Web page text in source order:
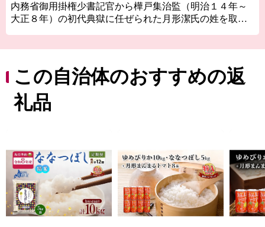
内務省御用掛権少書記官から樺戸集治監（明治１４年～
大正８年）の初代典獄に任ぜられた月形潔氏の姓を取
犯や重罪犯を収容するために、全国で３番目、北海道で
は最初にシベツブト（現在の月形町）に設置されまし
た。
この集治監の囚人による農地開墾や道路開削などが礎
農村として発展してきました。
基幹産業は農業で、昭和４０年代半ばには、それまで
稲作中心であった農業に花き栽培が導入され、現在では
メロンやスイカ、トマト、カボチャなどの果菜や野菜の
栽培も盛んに行われています。
ふるさと納税で月形町を応援してくださった方へ、月
この自治体のおすすめの返
礼品